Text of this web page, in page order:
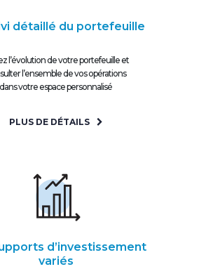
détaillé du portefeuille
l’évolution de votre portefeuille et
l’ensemble de vos opérations
dans votre espace personnalisé
PLUS DE DÉTAILS
d’investissement
variés